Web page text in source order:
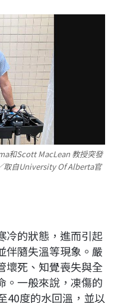
和Scott MacLean 教授突發
取自University Of Alberta官
冷的狀態，進而引起
伴隨失溫等現象。嚴
壞死、知覺喪失與全
。一般來說，凍傷的
40度的水回溫，並以